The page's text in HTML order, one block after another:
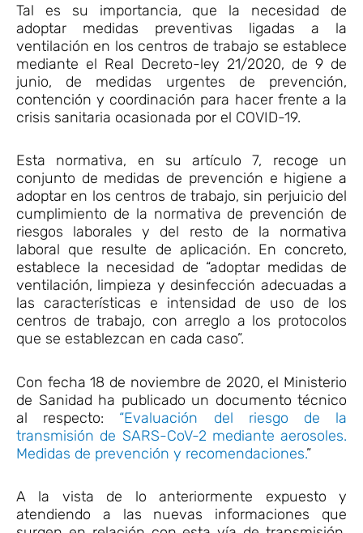
Tal es su importancia, que la necesidad de
adoptar medidas preventivas ligadas a la
ventilación en los centros de trabajo se establece
mediante el Real Decreto-ley 21/2020, de 9 de
junio, de medidas urgentes de prevención,
contención y coordinación para hacer frente a la
crisis sanitaria ocasionada por el COVID-19.
Esta normativa, en su artículo 7, recoge un
conjunto de medidas de prevención e higiene a
adoptar en los centros de trabajo, sin perjuicio del
cumplimiento de la normativa de prevención de
riesgos laborales y del resto de la normativa
laboral que resulte de aplicación. En concreto,
establece la necesidad de “adoptar medidas de
ventilación, limpieza y desinfección adecuadas a
las características e intensidad de uso de los
centros de trabajo, con arreglo a los protocolos
que se establezcan en cada caso”.
Con fecha 18 de noviembre de 2020, el Ministerio
de Sanidad ha publicado un documento técnico
al respecto: “Evaluación del riesgo de la
transmisión de SARS-CoV-2 mediante aerosoles.
Medidas de prevención y recomendaciones.”
A la vista de lo anteriormente expuesto y
atendiendo a las nuevas informaciones que